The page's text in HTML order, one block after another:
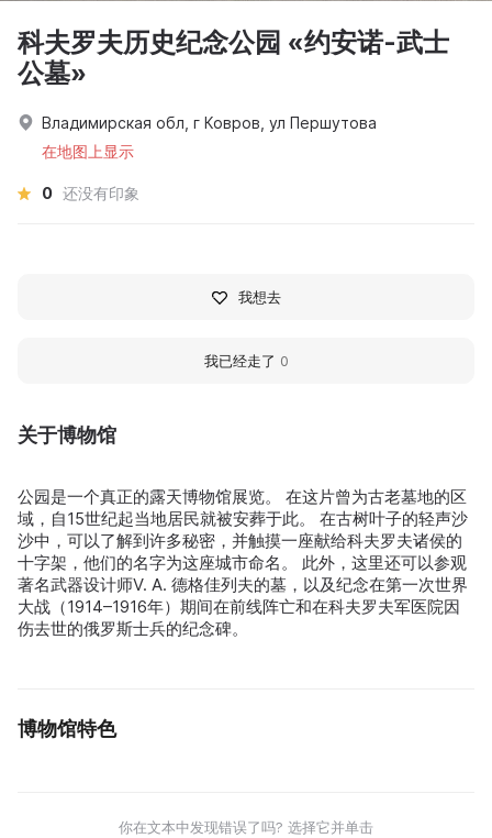
关于博物馆
公园是一个真正的露天博物馆展览。 在这片曾为古老墓地的区
域，自15世纪起当地居民就被安葬于此。 在古树叶子的轻声沙
沙中，可以了解到许多秘密，并触摸一座献给科夫罗夫诸侯的
十字架，他们的名字为这座城市命名。 此外，这里还可以参观
著名武器设计师V. A. 德格佳列夫的墓，以及纪念在第一次世界
大战（1914–1916年）期间在前线阵亡和在科夫罗夫军医院因
伤去世的俄罗斯士兵的纪念碑。
博物馆特色
你在文本中发现错误了吗? 选择它并单击
科夫罗夫历史纪念公园 «约安诺-武士
公墓»
Владимирская обл, г Ковров, ул Першутова
在地图上显示
0 还没有印象
我想去
我已经走了 0